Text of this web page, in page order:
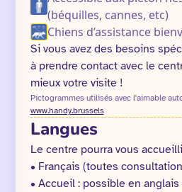
(béquilles, cannes, etc)
Chiens d’assistance
Si vous avez des besoins
à prendre contact avec le
mieux votre visite !
Pictogrammes utilisés avec l'aimable
www.handy.brussels
Langues
Le centre pourra vous
• Français (toutes
• Accueil : possible en